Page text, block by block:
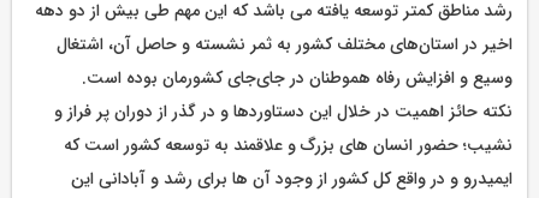
رشد مناطق کمتر توسعه یافته می باشد که این مهم طی بیش از دو دهه
اخیر در استان‌های مختلف کشور به ثمر نشسته و حاصل آن، اشتغال
وسیع و افزایش رفاه هموطنان در جای‌جای کشورمان بوده است.
نکته حائز اهمیت در خلال این دستاوردها و در گذر از دوران پر فراز و
نشیب؛ حضور انسان های بزرگ و علاقمند به توسعه کشور است که
ایمیدرو و در واقع کل کشور از وجود آن ها برای رشد و آبادانی این